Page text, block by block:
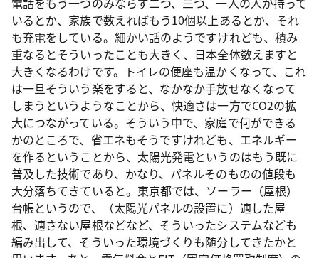
いるとか、家族で数えればもう10個以上あるとか、それ
も充電をしている。細かい話のようですけれども、積み
重なるとそういったことも大きく、日本全体数えますと
大きくなるわけです。トイレの便座も温かくなって、これ
は一旦そういう楽をすると、なかなか手放せなくなって
しまうというようなことから、快適さは一方でCO2の拡
大につながっている。そういう中で、家庭で何ができる
かのところで、省エネもそうですけれども、エネルギー
を作るということから、太陽光発電というのはもう既に
普及した技術であり、かなり、パネルそのものの値段も
大分落ちてきていると。東京都では、ソーラー（屋根）
台帳というので、（太陽光パネルの設置に）適した屋
根、適さない屋根などなど、そういったシステムなども
編み出して、そういった環境づくりも随分してきたかと